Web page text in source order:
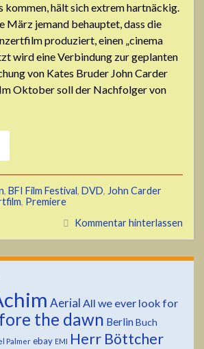
kommen, hält sich extrem hartnäckig.
März jemand behauptet, dass die
produziert, einen „cinema
wird eine Verbindung zur geplanten
von Kates Bruder John Carder
Oktober soll der Nachfolger von
, BFI Film Festival, DVD, John Carder
, Premiere
Kommentar hinterlassen
Aerial All we ever look for
the dawn Berlin Buch
Palmer ebay EMI Herr Böttcher